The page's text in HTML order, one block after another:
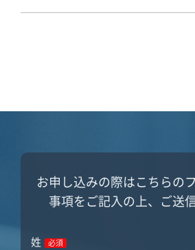
お申し込みの際はこちらの
事項をご記入の上、ご送
姓 必須